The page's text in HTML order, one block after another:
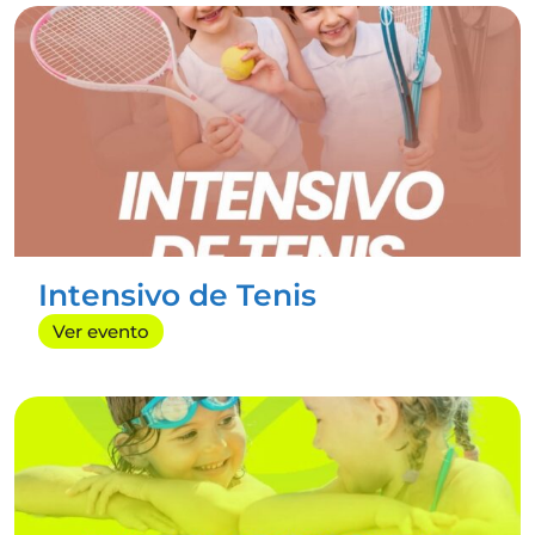
IGTenerife #TenerifeNorte #SomosTenerife #PadelAd
dict #Sports #NoviembreActivo
SIGUIENTE
Radazul Sport Center es tu centro deportivo
en Tenerife, donde el deporte y el bienestar
se unen para crear experiencias únicas.
Lunes a sábados 8:00 a 23:00
Intensivo de Tenis
Ver evento